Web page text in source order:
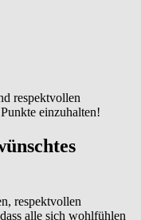
respektvollen
einzuhalten!
respektvollen
alle sich wohlfühlen